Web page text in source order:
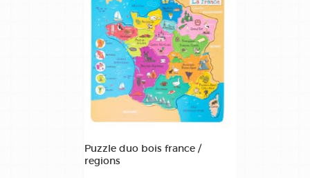
Puzzle duo bois france /
regions